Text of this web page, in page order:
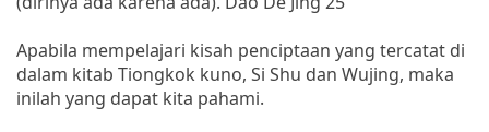
Apabila mempelajari kisah penciptaan yang tercatat di
dalam kitab Tiongkok kuno, Si Shu dan Wujing, maka
inilah yang dapat kita pahami.